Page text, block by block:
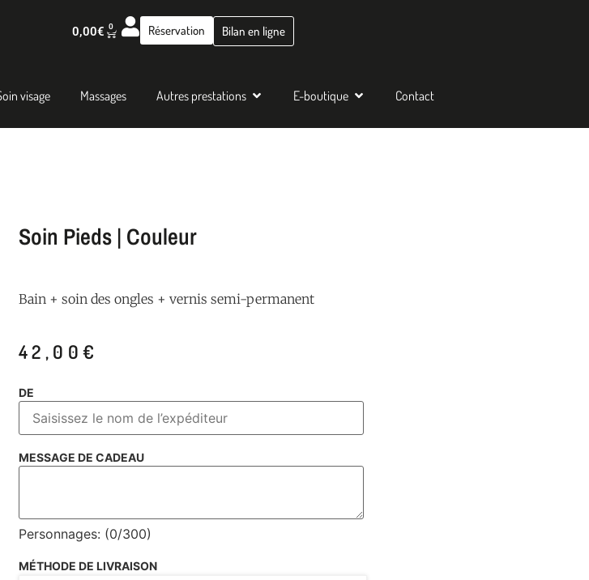
0,00€ 0 Réservation Bilan en ligne
visage Massages Autres prestations E-boutique Contact
Soin Pieds | Couleur
Bain + soin des ongles + vernis semi-permanent
42,00 €
DE
MESSAGE DE CADEAU
Personnages: (0/300)
MÉTHODE DE LIVRAISON